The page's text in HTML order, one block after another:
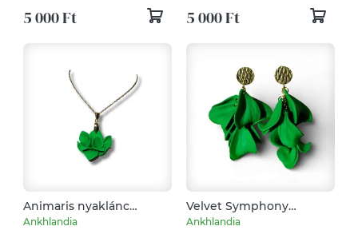
5 000 Ft 5 000 Ft
Animaris nyaklánc
Trópusi Zöld
Ankhlandia
Velvet Symphony
fülbevaló Trópusi Zöld
Ankhlandia